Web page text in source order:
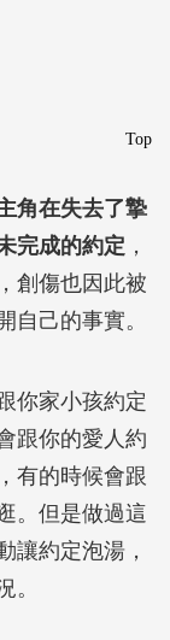
Top
角在失去了摯
完成的約定 ，
創傷也因此被
自己的事實。
你家小孩約定
跟你的愛人約
有的時候會跟
。但是做過這
讓約定泡湯，
。